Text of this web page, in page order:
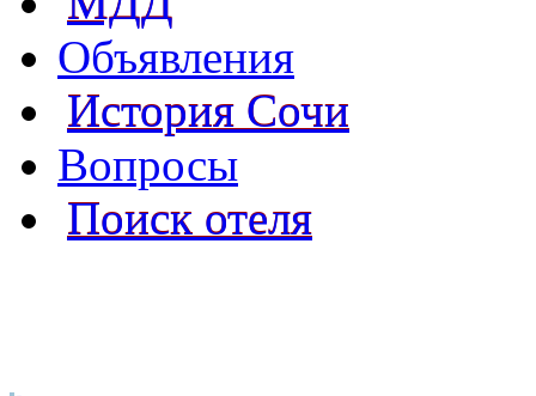
Объявления
История Сочи
Вопросы
Поиск отеля